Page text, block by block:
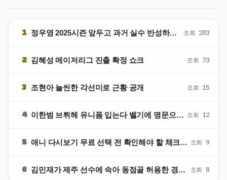
1 정우영 2025시즌 앞두고 과거 실수 반성하며 각오 다짐 조회 283
2 김혜성 메이저리그 진출 확정 쇼크 조회 73
3 조현아 늘씬한 각선미로 근황 공개 조회 15
4 이한범 브뤼헤 유니폼 입는다 벨기에 명문으로 이적 확정 조회 12
5 애니 다시보기 무료 선택 전 확인해야 할 체크리스트 조회 9
6 김민재가 제주 선수에 속아 동점골 허용한 경기 팬들 분노 조회 8